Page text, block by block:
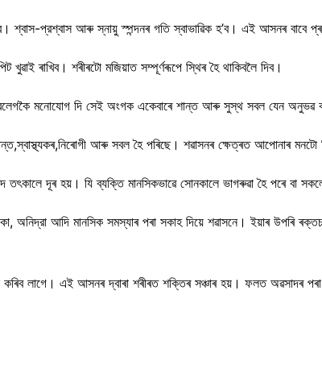
শ্বাস-প্রশ্বাস আৰু স্নায়ু স্পন্দনৰ গতি স্বাভাৱিক হ’ব। এই আসনৰ বাবে
খুৱাই ৰাখিব। শৰীৰটো মজিয়াত সম্পূৰ্ণৰূপে স্থিৰ হৈ থাকিবলৈ দিব।
মনোযোগ দি সেই অংগক একেবাৰে শান্ত আৰু সুস্থ সবল যেন অনুভৱ
আৰু সবল হৈ পৰিছে। শৱাসনৰ ক্ষেত্ৰত আপোনাৰ মনটো
তৎকালে দূৰ হয়। যি ব্যক্তি মানসিকভাৱে সোনকালে ভাগৰুৱা হৈ পৰে
অনিদ্রা আদি মানসিক সমস্যাৰ পৰা সকাহ দিয়ে শৱাসনে। ইয়াৰ
লাগে। এই আসনৰ দ্বাৰা শৰীৰত শক্তিৰ সঞ্চাৰ হয়। ফলত অৱসাদৰ